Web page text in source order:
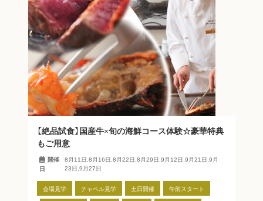
【絶品試食】国産牛×旬の海鮮コース体験☆豪華特典
もご用意
開催
日
8月11日 8月16日 8月22日 8月29日 9月12日 9月21日 9月
23日 9月27日
会場見学 チャペル見学 土日開催
午前スタート